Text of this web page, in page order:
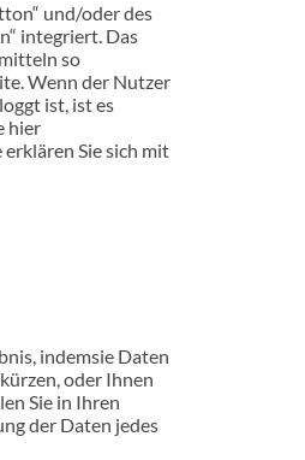
und/oder des
integriert. Das
so
Wenn der Nutzer
ist, ist es
hier
Sie sich mit
indemsie Daten
oder Ihnen
Sie in Ihren
der Daten jedes